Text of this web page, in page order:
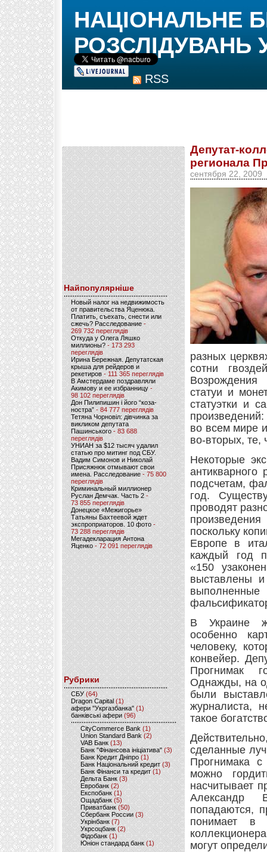
RSS
НАЦІОНАЛЬНЕ
РОЗСЛІДУВАНЬ
Найпопулярніше
Новый налог на недвижимость
от правительства Яценюка.
Платить, съехать, снести или
сжечь? Расследование-
269 732 переглядів
Откуда у Олега Ляшко
миллионы? - 173 293
переглядів
Ирина Бережная. Депутатская
крыша для рейдеров и
рекетиров - 111 365 переглядів
В Амстердаме поздравляли
Акимову и ее избранницу -
98 102 переглядів
Дон Пилипишин і його “коза-
ностра” - 84 777 переглядів
Тетяна Чорновіл: дівчинка за
викликом депутата
Пашинського- 83 688
переглядів
УНИАН за $12 тысяч удалил
статью про митинг под СБУ.
Вадим Симонов и Николай
Присяжнюк отмывают свои
имена. Расследование - 75 800
переглядів
Криминальный миллионер
Руслан Демчак. Часть 2-
73 855 переглядів
Донецкое «Межигорье»
Татьяны Бахтеевой ждет
экспроприаторов. 10 фото -
73 288 переглядів
Мегадекларация Антона
Яценко - 72 091 переглядів
Рубрики
CБУ (64)
Dragon Capital (1)
афери "Укргазбанка" (1)
банківські афери (96)
CityCommerce Bank (1)
Union Standard Bank (2)
VAB Банк (13)
Банк "Фінансова ініціатива" (3)
Банк Кредит Дніпро (1)
Банк Національний кредит (3)
Банк Фінанси та кредит (1)
Дельта Банк (3)
Евробанк(2)
Експобанк (1)
Ощадбанк(5)
Приватбанк (50)
Сбербанк России (3)
Укрінбанк(7)
Укрсоцбанк (2)
Фідобанк (1)
Юніон стандард банк(1)
Депутат-
регионала
сентября 22, 2009
разных
сотни
статуи и
статуэтки и
во всем мире
во-вторых, те,
Некоторые
подсчетам,
год.
проводят
поскольку
Европе в
каждый год
«150
выставлены
В Украине
особенно
человеку,
конвейер.
Прогнимак
Однажды, на
были
журналиста,
такое
сделанные
Прогнимака
можно
насчитывает
Александр
попадаются,
понимает в
могут